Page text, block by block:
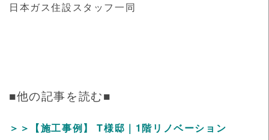
日本ガス住設スタッフ一同
■他の記事を読む■
＞＞【施工事例】 T様邸｜1階リノベーション